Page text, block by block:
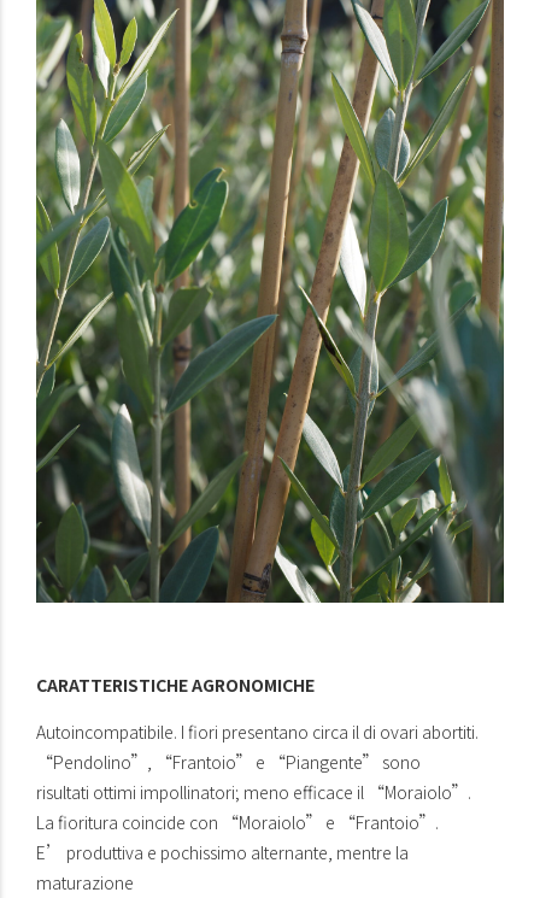
CARATTERISTICHE AGRONOMICHE
Autoincompatibile. I fiori presentano circa il di ovari abortiti.
“Pendolino”, “Frantoio” e “Piangente” sono
risultati ottimi impollinatori; meno efficace il “Moraiolo”.
La fioritura coincide con “Moraiolo” e “Frantoio”.
E’ produttiva e pochissimo alternante, mentre la
maturazione